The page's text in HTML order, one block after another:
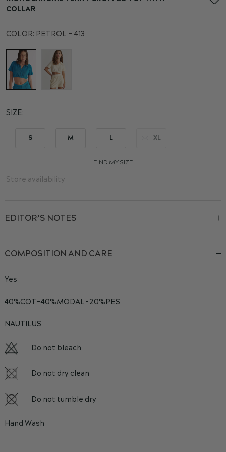
the
the
gallery
COLLAR
COLOR: PETROL - 413
SIZE
S M L XL
FIND MY SIZE
Store availability
EDITOR’S NOTES
COMPOSITION AND CARE
Yes
40%COT-40%MODAL-20%PES
NAUTILUS
Do not bleach
Do not dry clean
Do not tumble dry
Hand Wash